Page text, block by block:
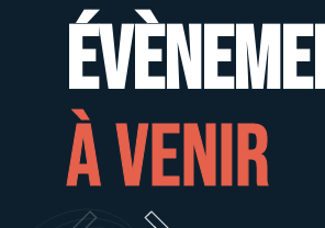
à venir